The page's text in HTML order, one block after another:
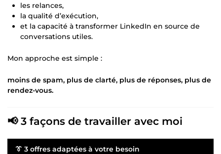
les relances,
la qualité d’exécution,
et la capacité à transformer LinkedIn en source de
conversations utiles.
Mon approche est simple :
moins de spam, plus de clarté, plus de réponses, plus de
rendez-vous.
📢 3 façons de travailler avec moi
👔 3 offres adaptées à votre besoin